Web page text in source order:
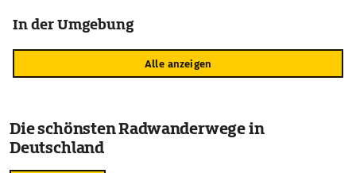
In der Umgebung
Alle anzeigen
Die schönsten Radwanderwege in
Deutschland